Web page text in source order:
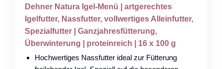
Dehner Natura Igel-Menü | artgerechtes
Igelfutter, Nassfutter, vollwertiges Alleinfutter,
Spezialfutter | Ganzjahresfütterung,
Überwinterung | proteinreich | 16 x 100 g
Hochwertiges Nassfutter ideal zur Fütterung